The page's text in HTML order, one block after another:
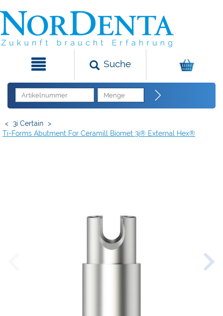
Suche
< 3i Certain >
Ti-Forms Abutment For Ceramill Biomet 3i® External Hex®